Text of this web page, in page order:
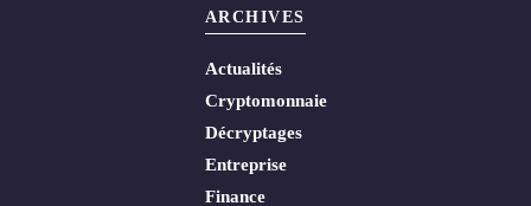
ARCHIVES
Actualités
Cryptomonnaie
Décryptages
Entreprise
Finance